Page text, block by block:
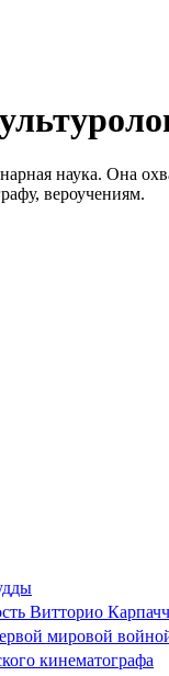
наука. Она
вероучениям.
Витторио
мировой
кинематографа